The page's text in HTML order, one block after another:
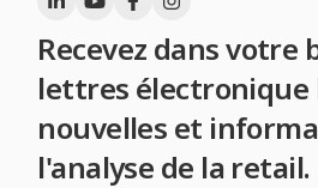
Recevez dans votre
lettres électronique
nouvelles et
l'analyse de la retail.